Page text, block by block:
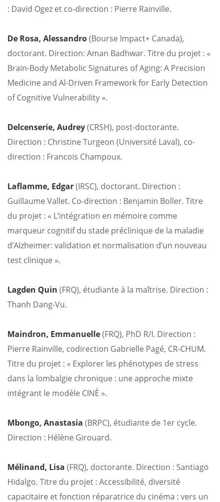
: David Ogez et co-direction : Pierre Rainville.
De Rosa, Alessandro(Bourse Impact+ Canada),
doctorant. Direction: Aman Badhwar. Titre du projet : «
Brain-Body Metabolic Signatures of Aging: A Precision
Medicine and Al-Driven Framework for Early Detection
of Cognitive Vulnerability ».
Delcenserie, Audrey(CRSH), post-doctorante.
Direction : Christine Turgeon (Université Laval), co-
direction : Francois Champoux.
Laflamme, Edgar(IRSC), doctorant. Direction :
Guillaume Vallet. Co-direction : Benjamin Boller. Titre
du projet : « L’intégration en mémoire comme
marqueur cognitif du stade préclinique de la maladie
d’Alzheimer: validation et normalisation d’un nouveau
test clinique ».
Lagden Quin (FRQ), étudiante à la maîtrise. Direction :
Thanh Dang-Vu.
Maindron, Emmanuelle(FRQ), PhD R/I. Direction :
Pierre Rainville, codirection Gabrielle Pagé, CR-CHUM.
Titre du projet : « Explorer les phénotypes de stress
dans la lombalgie chronique : une approche mixte
intégrant le modèle CINÉ ».
Mbongo, Anastasia (BRPC), étudiante de 1er cycle.
Direction : Hélène Girouard.
Mélinand, Lisa (FRQ), doctorante. Direction : Santiago
Hidalgo. Titre du projet : Accessibilité, diversité
capacitaire et fonction réparatrice du cinéma : vers un